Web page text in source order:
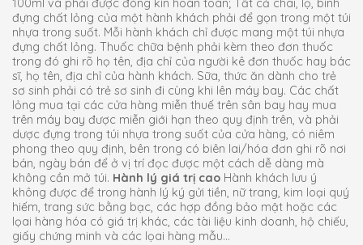
100ml và phải được đóng kín hoàn toàn; Tất cả chai, lọ, bình
đựng chất lỏng của một hành khách phải để gọn trong một túi
nhựa trong suốt. Mỗi hành khách chỉ được mang một túi nhựa
đựng chất lỏng. Thuốc chữa bệnh phải kèm theo đơn thuốc
trong đó ghi rõ họ tên, địa chỉ của người kê đơn thuốc hay bác
sĩ, họ tên, địa chỉ của hành khách. Sữa, thức ăn dành cho trẻ
sơ sinh phải có trẻ sơ sinh đi cùng khi lên máy bay. Các chất
lỏng mua tại các cửa hàng miễn thuế trên sân bay hay mua
trên máy bay được miễn giới hạn theo quy định trên, và phải
dược đựng trong túi nhựa trong suốt của cửa hàng, có niêm
phong theo quy định, bên trong có biên lai/hóa đơn ghi rõ nơi
bán, ngày bán để ở vị trí đọc được một cách dễ dàng mà
không cần mở túi. Hành lý giá trị cao Hành khách lưu ý
không được để trong hành lý ký gửi tiền, nữ trang, kim loại quý
hiếm, trang sức bằng bạc, các hợp đồng bảo mật hoặc các
lọai hàng hóa có giá trị khác, các tài liệu kinh doanh, hộ chiếu,
giấy chứng minh và các lọai hàng mẫu…